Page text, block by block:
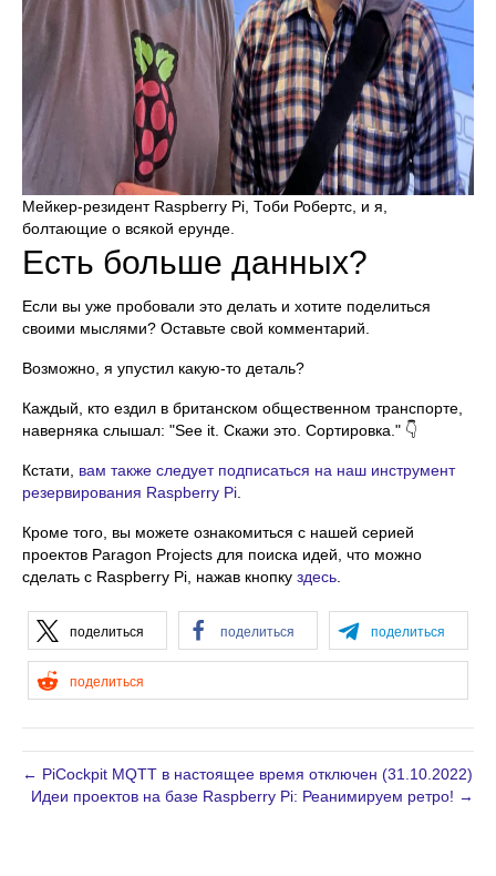
Мейкер-резидент Raspberry Pi, Тоби Робертс, и я,
болтающие о всякой ерунде.
Есть больше данных?
Если вы уже пробовали это делать и хотите поделиться
своими мыслями? Оставьте свой комментарий.
Возможно, я упустил какую-то деталь?
Каждый, кто ездил в британском общественном транспорте,
наверняка слышал: "See it. Скажи это. Сортировка." 👇
Кстати, вам также следует подписаться на наш инструмент
резервирования Raspberry Pi
Кроме того, вы можете ознакомиться с нашей серией
проектов Paragon Projects для поиска идей, что можно
сделать с Raspberry Pi, нажав кнопку здесь
поделиться поделиться поделиться
поделиться
← PiCockpit MQTT в настоящее время отключен (31.10.2022)
Идеи проектов на базе Raspberry Pi: Реанимируем ретро! →